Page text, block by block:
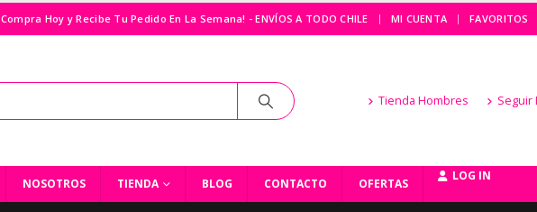
Compra Hoy y Recibe Tu Pedido En La Semana! - ENVÍOS A TODO CHILE | MI CUENTA FAVORITOS
Tienda Hombres Seguir
NOSOTROS TIENDA BLOG CONTACTO OFERTAS
LOG IN